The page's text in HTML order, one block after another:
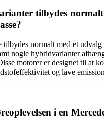
tilbydes
tilbydes normalt med et
nogle hybridvarianter
motorer er designet til at
og lave
i en